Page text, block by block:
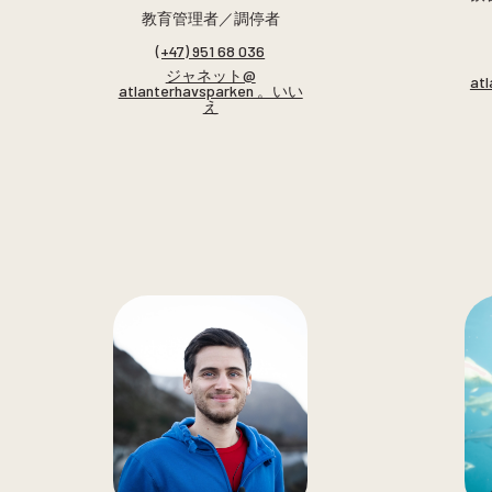
教育管理者／調停者
(+47) 951 68 036
ジャネット@
atlanterhavsparken 。いい
え